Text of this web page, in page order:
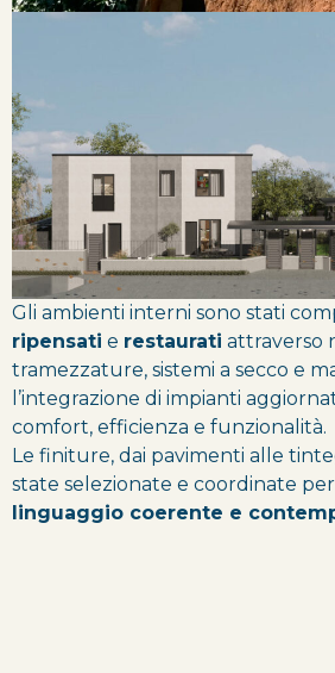
Gli ambienti interni sono stati
ripensati e restaurati attraverso
tramezzature, sistemi a secco e
l’integrazione di impianti
comfort, efficienza e funzionalità.
Le finiture, dai pavimenti alle
state selezionate e coordinate
linguaggio coerente e